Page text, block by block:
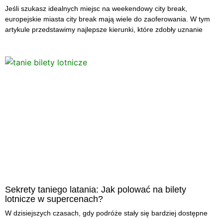
Jeśli szukasz idealnych miejsc na weekendowy city break,
europejskie miasta city break mają wiele do zaoferowania. W tym
artykule przedstawimy najlepsze kierunki, które zdobły uznanie
Sekrety taniego latania: Jak polować na bilety
lotnicze w supercenach?
W dzisiejszych czasach, gdy podróże stały się bardziej dostępne